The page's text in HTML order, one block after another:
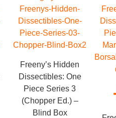
Freeny’s Hidden
Dissectibles: One
Piece Series 3
(Chopper Ed.) –
Blind Box